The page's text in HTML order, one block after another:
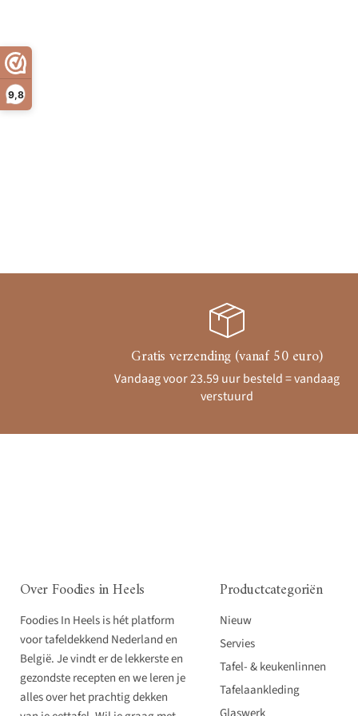
9,8
Gratis verzending (vanaf 50 euro)
Vandaag voor 23.59 uur besteld = vandaag
verstuurd
Over Foodies in Heels
Foodies In Heels is hét platform
voor tafeldekkend Nederland en
België. Je vindt er de lekkerste en
gezondste recepten en we leren je
alles over het prachtig dekken
Productcategoriën
Nieuw
Servies
Tafel- & keukenlinnen
Tafelaankleding